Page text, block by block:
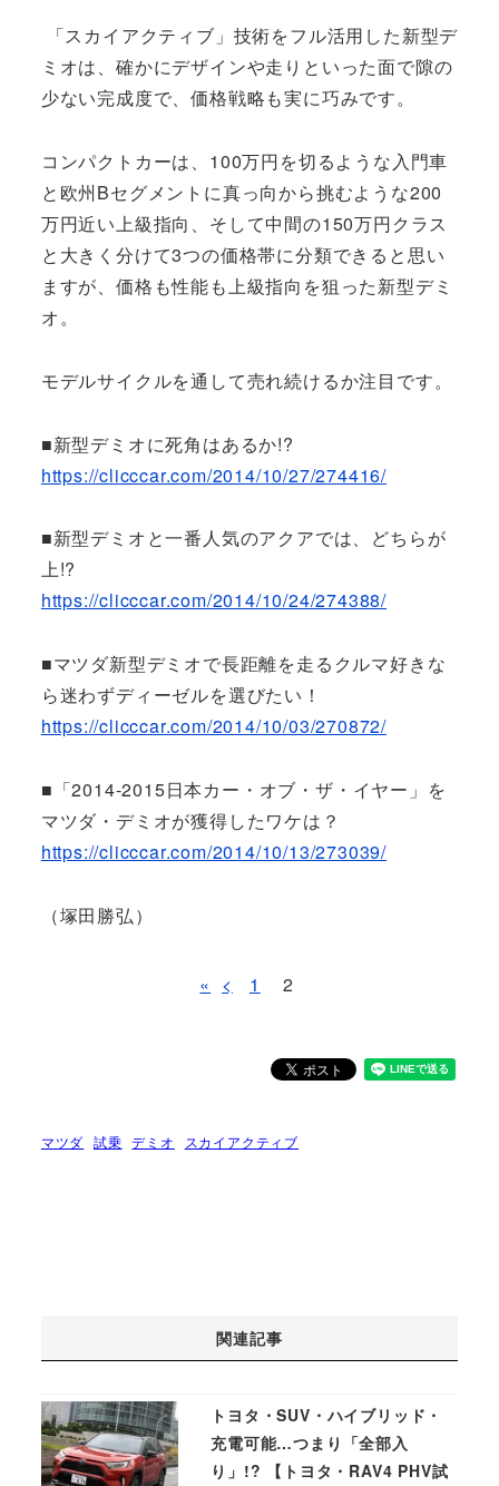
「スカイアクティブ」技術をフル活用した新型デ
ミオは、確かにデザインや走りといった面で隙の
少ない完成度で、価格戦略も実に巧みです。
コンパクトカーは、100万円を切るような入門車
と欧州Bセグメントに真っ向から挑むような200
万円近い上級指向、そして中間の150万円クラス
と大きく分けて3つの価格帯に分類できると思い
ますが、価格も性能も上級指向を狙った新型デミ
オ。
モデルサイクルを通して売れ続けるか注目です。
■新型デミオに死角はあるか!?
https://clicccar.com/2014/10/27/274416/
■新型デミオと一番人気のアクアでは、どちらが
上!?
https://clicccar.com/2014/10/24/274388/
■マツダ新型デミオで長距離を走るクルマ好きな
ら迷わずディーゼルを選びたい！
https://clicccar.com/2014/10/03/270872/
■「2014-2015日本カー・オブ・ザ・イヤー」を
マツダ・デミオが獲得したワケは？
https://clicccar.com/2014/10/13/273039/
（塚田勝弘）
« < 1 2
マツダ 試乗 デミオ スカイアクティブ
関連記事
トヨタ・SUV・ハイブリッド・
充電可能…つまり「全部入
り」!? 【トヨタ・RAV4 PHV試